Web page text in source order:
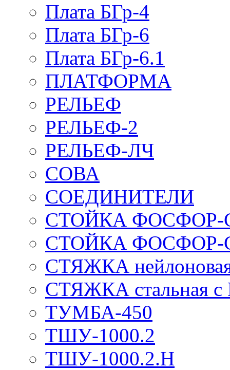
Плата БГр-4
Плата БГр-6
Плата БГр-6.1
ПЛАТФОРМА
РЕЛЬЕФ
РЕЛЬЕФ-2
РЕЛЬЕФ-ЛЧ
СОВА
СОЕДИНИТЕЛИ
СТОЙКА ФОСФОР-
СТОЙКА ФОСФОР-
СТЯЖКА нейлоновая
СТЯЖКА стальная
ТУМБА-450
ТШУ-1000.2
ТШУ-1000.2.Н